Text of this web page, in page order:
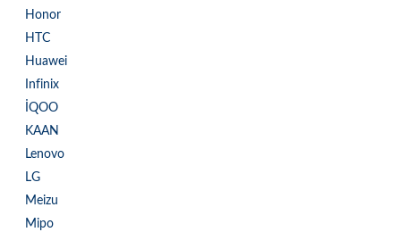
Honor
HTC
Huawei
Infinix
İQOO
KAAN
Lenovo
LG
Meizu
Mipo